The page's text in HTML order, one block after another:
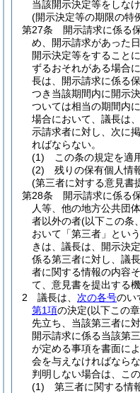
当該開示決定等をしな
(開示決定等の期限の特
第27条
開示請求に係る
め、開示請求があった
開示決定等をすること
ずるおそれがある場合に
長は、開示請求に係る
つき当該期間内に開示
ついては相当の期間内
場合において、議長は、
示請求者に対し、次に
ればならない。
(1)
この条の規定を適
(2)
残りの保有個人情
(第三者に対する意見書
第28条
開示請求に係る
人等、他の地方公共団
者以外の者(以下この条、
おいて「第三者」とい
きは、議長は、開示決
係る第三者に対し、議
者に関する情報の内容
て、意見書を提出する
2
議長は、 次の各号のい
第1項の決定(以下この
先立ち、当該第三者に
開示請求に係る当該第
が定める事項を書面に
会を与えなければならな
判明しない場合は、こ
(1)
第三者に関する情